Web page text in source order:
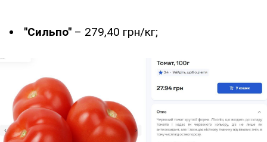
"Сильпо" – 279,40 грн/кг;